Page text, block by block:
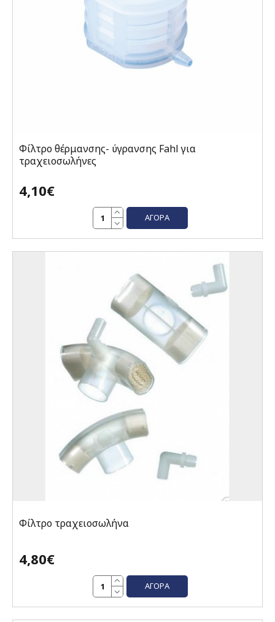
Φίλτρο θέρμανσης- ύγρανσης Fahl για
τραχειοσωλήνες
4,10€
ΑΓΟΡΆ
Φίλτρο τραχειοσωλήνα
4,80€
ΑΓΟΡΆ